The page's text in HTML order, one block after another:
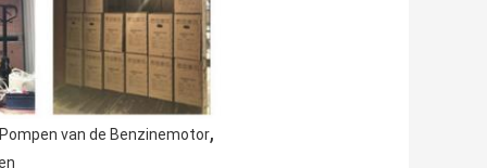
van de Benzinemotor,